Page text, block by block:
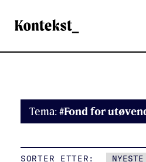
Kontekst
Tema:#Fond for
SORTER ETTER: